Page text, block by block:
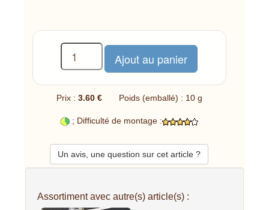
Prix : 3.60 € Poids (emballé) : 10 g
; Difficulté de montage :
Un avis, une question sur cet article ?
Assortiment avec autre(s) article(s) :